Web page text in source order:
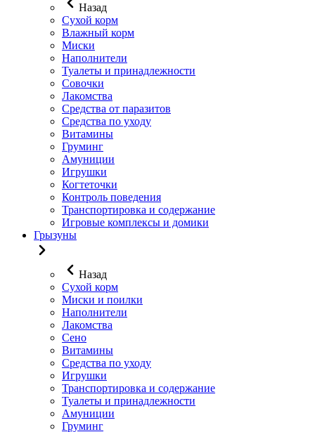
Назад
Сухой корм
Влажный корм
Миски
Наполнители
Туалеты и принадлежности
Совочки
Лакомства
Средства от паразитов
Средства по уходу
Витамины
Груминг
Амуниции
Игрушки
Когтеточки
Контроль поведения
Транспортировка и содержание
Игровые комплексы и домики
Грызуны
Назад
Сухой корм
Миски и поилки
Наполнители
Лакомства
Сено
Витамины
Средства по уходу
Игрушки
Транспортировка и содержание
Туалеты и принадлежности
Амуниции
Груминг